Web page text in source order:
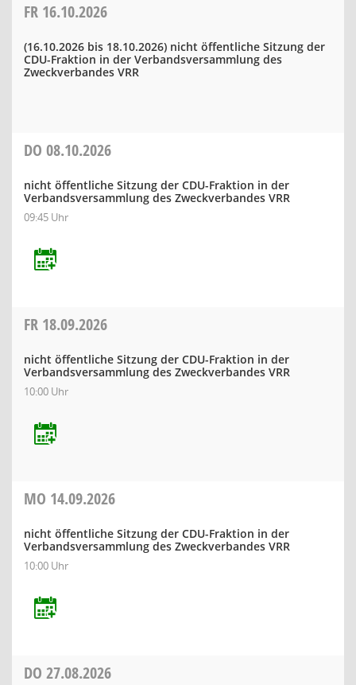
FR 16.10.2026
(16.10.2026 bis 18.10.2026) nicht öffentliche Sitzung der
CDU-Fraktion in der Verbandsversammlung des
Zweckverbandes VRR
DO 08.10.2026
nicht öffentliche Sitzung der CDU-Fraktion in der
Verbandsversammlung des Zweckverbandes VRR
09:45 Uhr
FR 18.09.2026
nicht öffentliche Sitzung der CDU-Fraktion in der
Verbandsversammlung des Zweckverbandes VRR
10:00 Uhr
MO 14.09.2026
nicht öffentliche Sitzung der CDU-Fraktion in der
Verbandsversammlung des Zweckverbandes VRR
10:00 Uhr
DO 27.08.2026